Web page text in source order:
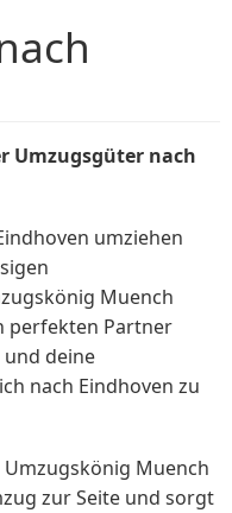
Umzugsgüter nach
umziehen
Muench
perfekten Partner
deine
nach Eindhoven zu
Muench
zur Seite und sorgt